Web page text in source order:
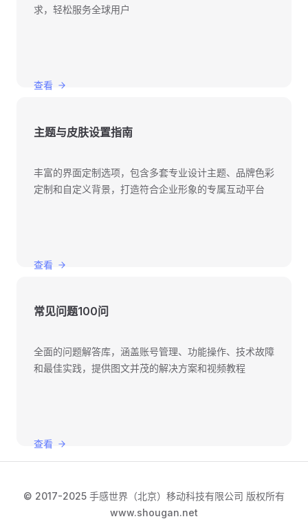
求，轻松服务全球用户
查看
主题与皮肤设置指南
丰富的界面定制选项，包含多套专业设计主题、品牌色彩
定制和自定义背景，打造符合企业形象的专属互动平台
查看
常见问题100问
全面的问题解答库，涵盖账号管理、功能操作、技术故障
和最佳实践，提供图文并茂的解决方案和视频教程
查看
© 2017-2025 手感世界（北京）移动科技有限公司 版权所有
www.shougan.net